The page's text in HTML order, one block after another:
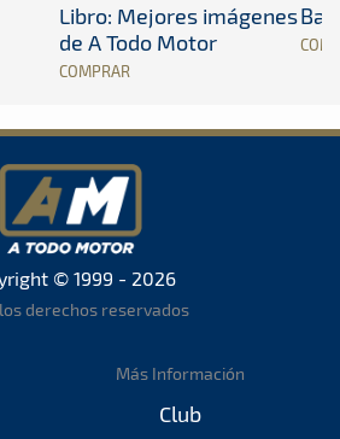
Libro: Mejores imágenes
de A Todo Motor
COMPRAR
© 1999 - 2026
derechos reservados
Más Información
Club